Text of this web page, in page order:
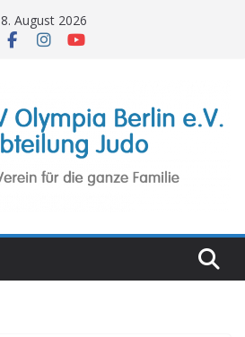
8. August 2026